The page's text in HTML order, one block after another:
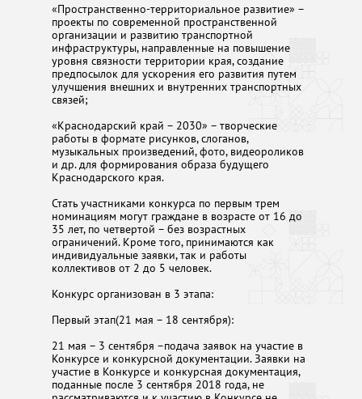
«Пространственно-территориальное развитие» –
проекты по современной пространственной
организации и развитию транспортной
инфраструктуры, направленные на повышение
уровня связности территории края, создание
предпосылок для ускорения его развития путем
улучшения внешних и внутренних транспортных
связей;
«Краснодарский край – 2030» – творческие
работы в формате рисунков, слоганов,
музыкальных произведений, фото, видеороликов
и др. для формирования образа будущего
Краснодарского края.
Стать участниками конкурса по первым трем
номинациям могут граждане в возрасте от 16 до
35 лет, по четвертой – без возрастных
ограничений. Кроме того, принимаются как
индивидуальные заявки, так и работы
коллективов от 2 до 5 человек.
Конкурс организован в 3 этапа:
Первый этап(21 мая – 18 сентября):
21 мая – 3 сентября –подача заявок на участие в
Конкурсе и конкурсной документации. Заявки на
участие в Конкурсе и конкурсная документация,
поданные после 3 сентября 2018 года, не